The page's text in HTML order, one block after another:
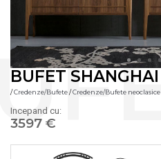
BUFET SHANGHAI
/Credenze/Bufete/Credenze/Bufete neoclasice
Incepand cu:
3597 €